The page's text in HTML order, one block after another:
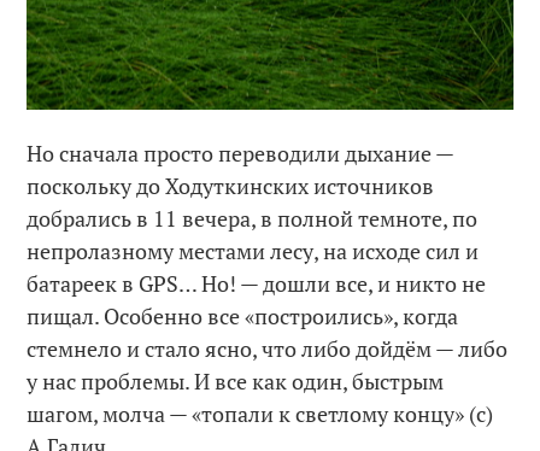
Но сначала просто переводили дыхание —
поскольку до Ходуткинских источников
добрались в 11 вечера, в полной темноте, по
непролазному местами лесу, на исходе сил и
батареек в GPS… Но! — дошли все, и никто не
пищал. Особенно все «построились», когда
стемнело и стало ясно, что либо дойдём — либо
у нас проблемы. И все как один, быстрым
шагом, молча —«топали к светлому концу» (с)